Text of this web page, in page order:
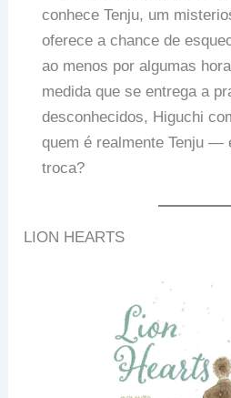
conhece Tenju, um
oferece a chance de
ao menos por algumas
medida que se entrega a
desconhecidos, Higuchi
quem é realmente Tenju —
troca?
LION HEARTS